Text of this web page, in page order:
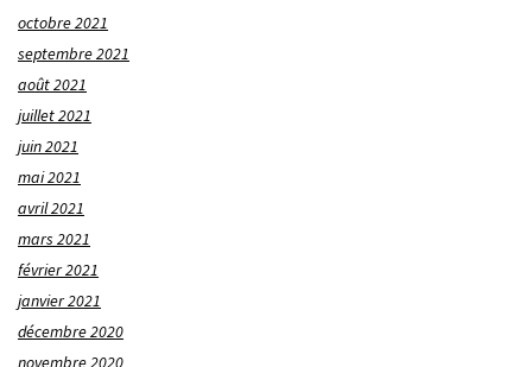
octobre 2021
septembre 2021
août 2021
juillet 2021
juin 2021
mai 2021
avril 2021
mars 2021
février 2021
janvier 2021
décembre 2020
novembre 2020